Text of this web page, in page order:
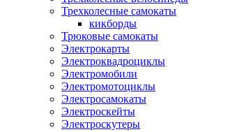
Трехколесные самокаты
кикборды
Трюковые самокаты
Электрокарты
Электроквадроциклы
Электромобили
Электромотоциклы
Электросамокаты
Электроскейты
Электроскутеры